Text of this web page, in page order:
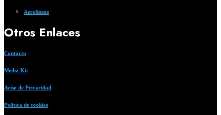
Aerolíneas
Otros Enlaces
Contacto
Media Kit
Aviso de Privacidad
Política de cookies